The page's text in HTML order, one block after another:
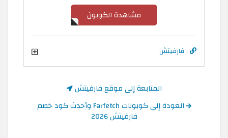
مشاهدة الكوبون
فارفيتش
المتابعة إلى موقع فارفيتش
العودة إلى كوبونات Farfetch وأحدث كود خصم
فارفيتش 2026